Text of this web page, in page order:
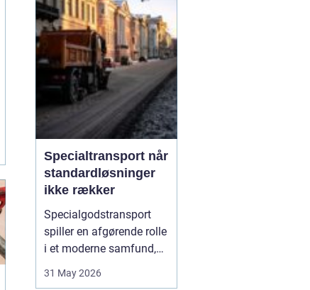
spørgsmål om s...
Specialtransport når
standardløsninger
ikke rækker
Specialgodstransport
spiller en afgørende rolle
i et moderne samfund,
mere specialiseret, og
31 May 2026